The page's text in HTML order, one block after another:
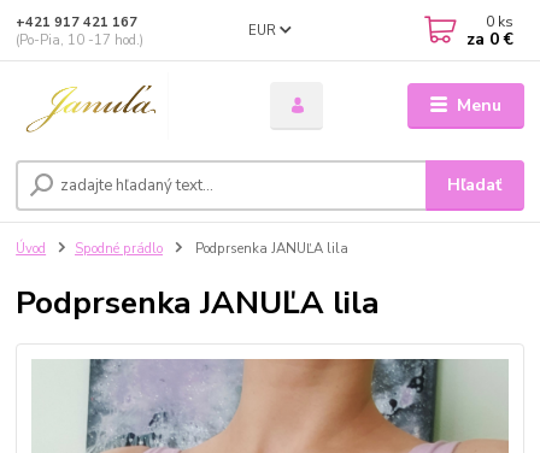
Menu
EUR
Hľadať
+421 917 421 167
(Po-Pia, 10 -17 hod.)
0 ks
za 0 €
Úvod Spodné prádlo Podprsenka JANUĽA lila
Podprsenka JANUĽA lila